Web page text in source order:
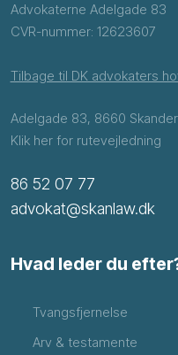
Advokaterne Adelgade 83
CVR-nummer: 12623607
Tilbage til DK advokaters
Adelgade 83, 8660
Klik her for rutevejledning
86 52 07 77
advokat@skanlaw.dk
Hvad leder du
Tvangsfjernelse
Arv & testamente